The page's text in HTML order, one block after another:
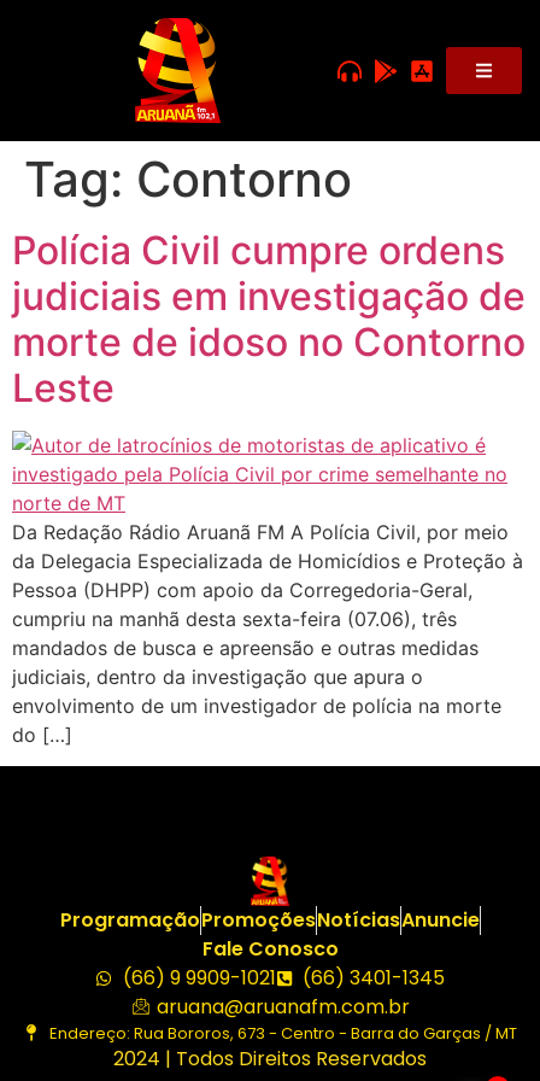
Tag: Contorno
Polícia Civil cumpre ordens
judiciais em investigação de
morte de idoso no Contorno
Leste
Da Redação Rádio Aruanã FM A Polícia Civil, por meio
da Delegacia Especializada de Homicídios e Proteção à
Pessoa (DHPP) com apoio da Corregedoria-Geral,
cumpriu na manhã desta sexta-feira (07.06), três
mandados de busca e apreensão e outras medidas
judiciais, dentro da investigação que apura o
envolvimento de um investigador de polícia na morte
do […]
ProgramaçãoPromoçõesNotíciasAnuncie
Fale Conosco
(66) 9 9909-1021
(66) 3401-1345
aruana@aruanafm.com.br
Endereço: Rua Bororos, 673 - Centro - Barra do Garças / MT
2024 | Todos Direitos Reservados